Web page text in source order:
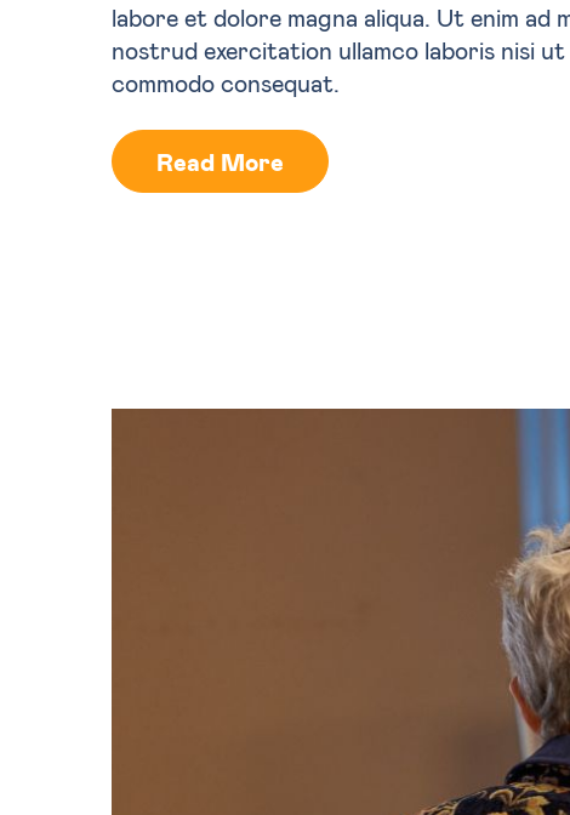
labore et dolore magna aliqua. Ut enim ad
nostrud exercitation ullamco laboris nisi ut
commodo consequat.
Read More